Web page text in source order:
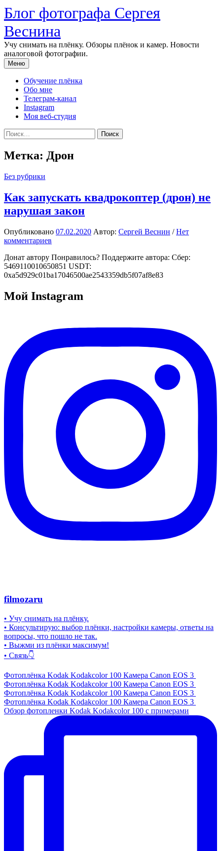
Перейти
к
содержимому
Блог фотографа Сергея
Веснина
Учу снимать на плёнку. Обзоры плёнок и камер. Новости
аналоговой фотографии.
Меню
Обучение плёнка
Обо мне
Телеграм-канал
Instagram
Моя веб-студия
Найти:
Метка: Дрон
Без рубрики
Как запускать квадрокоптер (дрон) не
нарушая закон
Опубликовано 07.02.2020 Автор: Сергей Веснин /Нет
комментариев
Донат автору Понравилось? Поддержите автора: Сбер:
5469110010650851 USDT:
0xa5d929c01ba17046500ae2543359db5f07af8e83
Мой Instagram
filmozaru
• Учу снимать на плёнку.
• Консультирую: выбор плёнки, настройки камеры, ответы на
вопросы, что пошло не так.
• Выжми из плёнки максимум!
• Связь👇
Фотоплёнка Kodak Kodakcolor 100 Камера Canon EOS 3
Фотоплёнка Kodak Kodakcolor 100 Камера Canon EOS 3
Фотоплёнка Kodak Kodakcolor 100 Камера Canon EOS 3
Фотоплёнка Kodak Kodakcolor 100 Камера Canon EOS 3
Обзор фотопленки Kodak Kodakcolor 100 с примерами